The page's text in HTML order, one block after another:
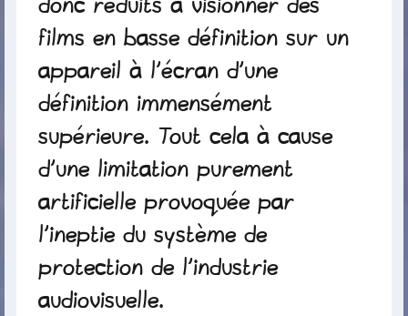
films en basse définition sur un
appareil à l’écran d’une
définition immensément
supérieure. Tout cela à cause
d’une limitation purement
artificielle provoquée par
l’ineptie du système de
protection de l’industrie
audiovisuelle.